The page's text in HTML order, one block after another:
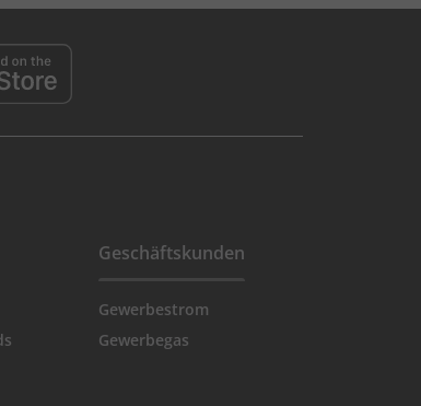
Geschäftskunden
Gewerbestrom
Gewerbegas